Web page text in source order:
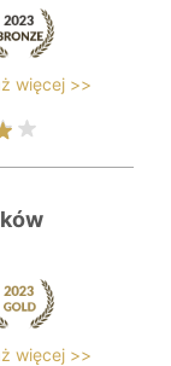
więcej >>
więcej >>